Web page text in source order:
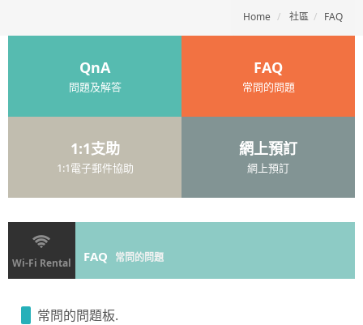
Home 社區 FAQ
QnA
問題及解答
FAQ
常問的問題
1:1支助
1:1電子郵件協助
網上預訂
網上預訂
Wi-Fi Rental FAQ 常問的問題
常問的問題板.